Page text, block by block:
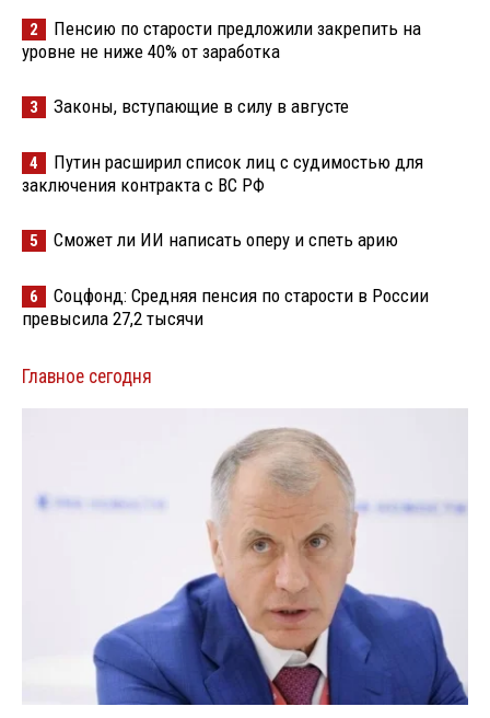
2
Пенсию по старости предложили закрепить на
уровне не ниже 40% от заработка
3 Законы, вступающие в силу в августе
4
Путин расширил список лиц с судимостью для
заключения контракта с ВС РФ
5 Сможет ли ИИ написать оперу и спеть арию
6
Соцфонд: Средняя пенсия по старости в России
превысила 27,2 тысячи
Главное сегодня